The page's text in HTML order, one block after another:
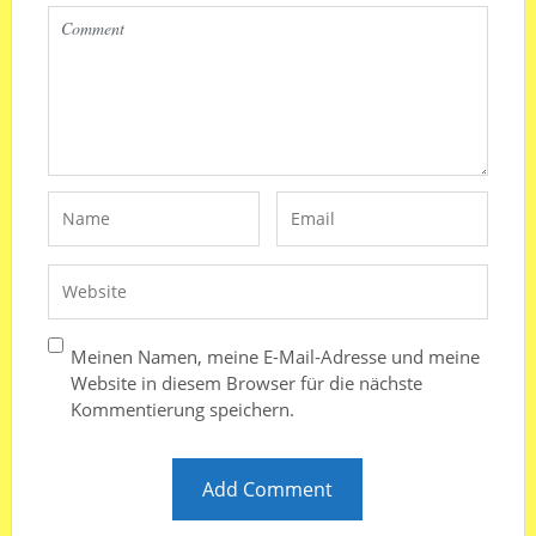
Meinen Namen, meine E-Mail-Adresse und meine
Website in diesem Browser für die nächste
Kommentierung speichern.